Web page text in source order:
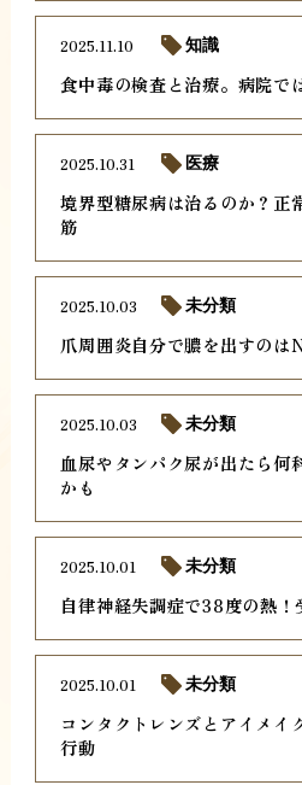
食中毒の検査と治療。病院で
2025.11.10 知識
境界型糖尿病は治るのか？正
筋
2025.10.31 医療
爪周囲炎自分で膿を出すのは
2025.10.03 未分類
血尿やタンパク尿が出たら何
かも
2025.10.03 未分類
自律神経失調症で38度の熱！
2025.10.01 未分類
コンタクトレンズとアイメイ
行動
2025.10.01 未分類